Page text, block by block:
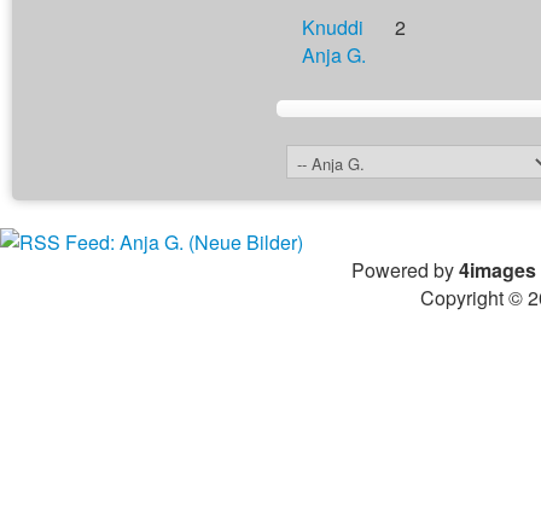
Knuddi
2
Anja G.
Powered by4images
Copyright ©